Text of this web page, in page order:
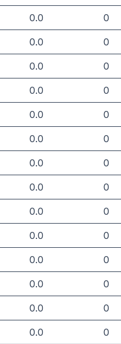
0.0 0
0.0 0
0.0 0
0.0 0
0.0 0
0.0 0
0.0 0
0.0 0
0.0 0
0.0 0
0.0 0
0.0 0
0.0 0
0.0 0